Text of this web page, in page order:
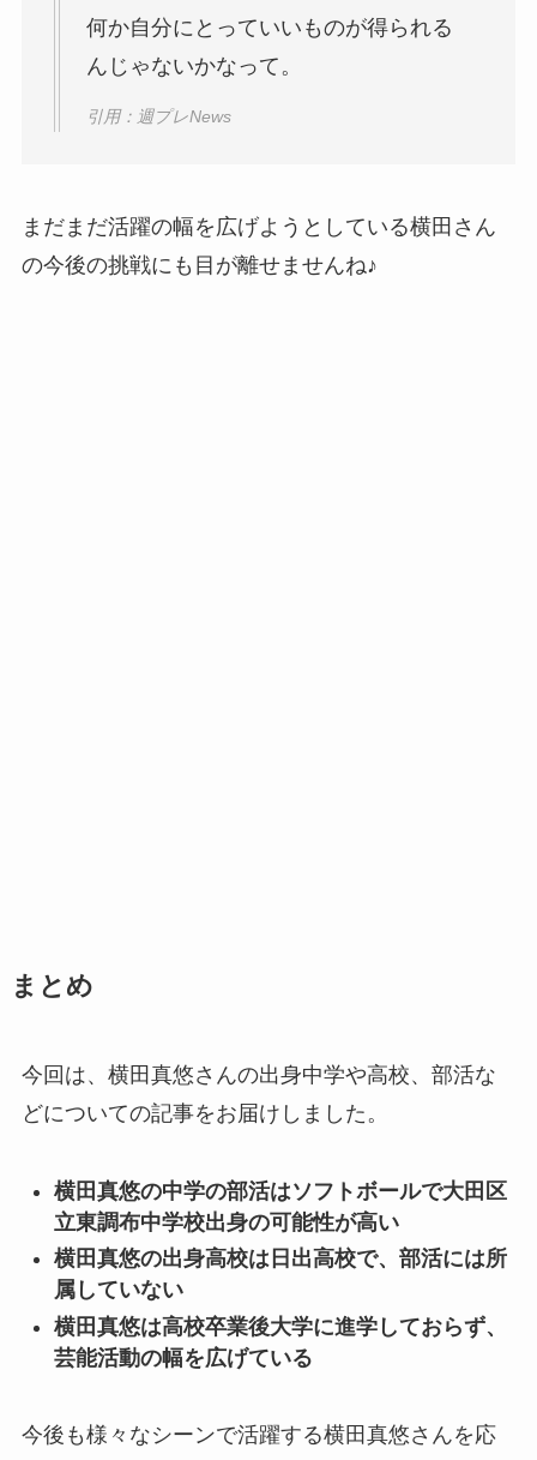
何か自分にとっていいものが得られる
んじゃないかなって。
引用：週プレNews
まだまだ活躍の幅を広げようとしている横田さん
の今後の挑戦にも目が離せませんね♪
まとめ
今回は、横田真悠さんの出身中学や高校、部活な
どについての記事をお届けしました。
横田真悠の中学の部活はソフトボールで大田区
立東調布中学校出身の可能性が高い
横田真悠の出身高校は日出高校で、部活には所
属していない
横田真悠は高校卒業後大学に進学しておらず、
芸能活動の幅を広げている
今後も様々なシーンで活躍する横田真悠さんを応